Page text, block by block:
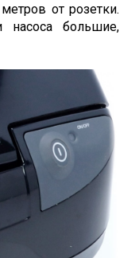
от розетки.
насоса большие,